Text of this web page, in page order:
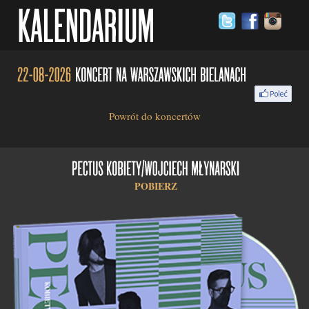
Powrót do koncertów
POBIERZ